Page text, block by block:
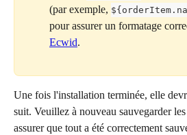
(par exemple,
pour assurer un formatage
Ecwid.
Une fois l'installation terminée, elle
suit. Veuillez à nouveau sauvegarder
assurer que tout a été correctement